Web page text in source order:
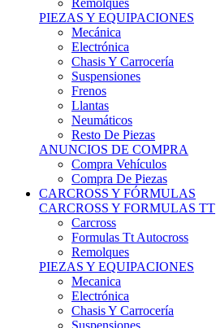
Remolques
PIEZAS Y EQUIPACIONES
Mecánica
Electrónica
Chasis Y Carrocería
Suspensiones
Frenos
Llantas
Neumáticos
Resto De Piezas
ANUNCIOS DE COMPRA
Compra Vehículos
Compra De Piezas
CARCROSS Y FÓRMULAS
CARCROSS Y FORMULAS TT
Carcross
Formulas Tt Autocross
Remolques
PIEZAS Y EQUIPACIONES
Mecanica
Electrónica
Chasis Y Carrocería
Suspensiones